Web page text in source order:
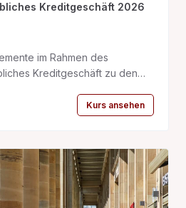
Kreditgeschäft 2026
im Rahmen des
Kreditgeschäft zu den
und Kalkulation
Kurs ansehen